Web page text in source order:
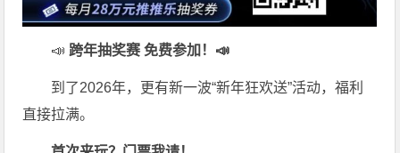
📣 跨年抽奖赛 免费参加 ！📣
到了2026年，更有新一波“新年狂欢送”活动，福利
直接拉满。